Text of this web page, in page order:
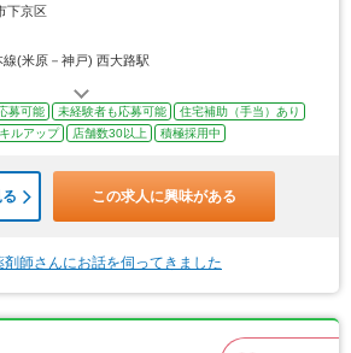
下京区
線(米原－神戸) 西大路駅
募可能 未経験者も応募可能
住宅補助（手当）あり
ルアップ 店舗数30以上 積極採用中
この求人に興味がある
剤師さんにお話を伺ってきました